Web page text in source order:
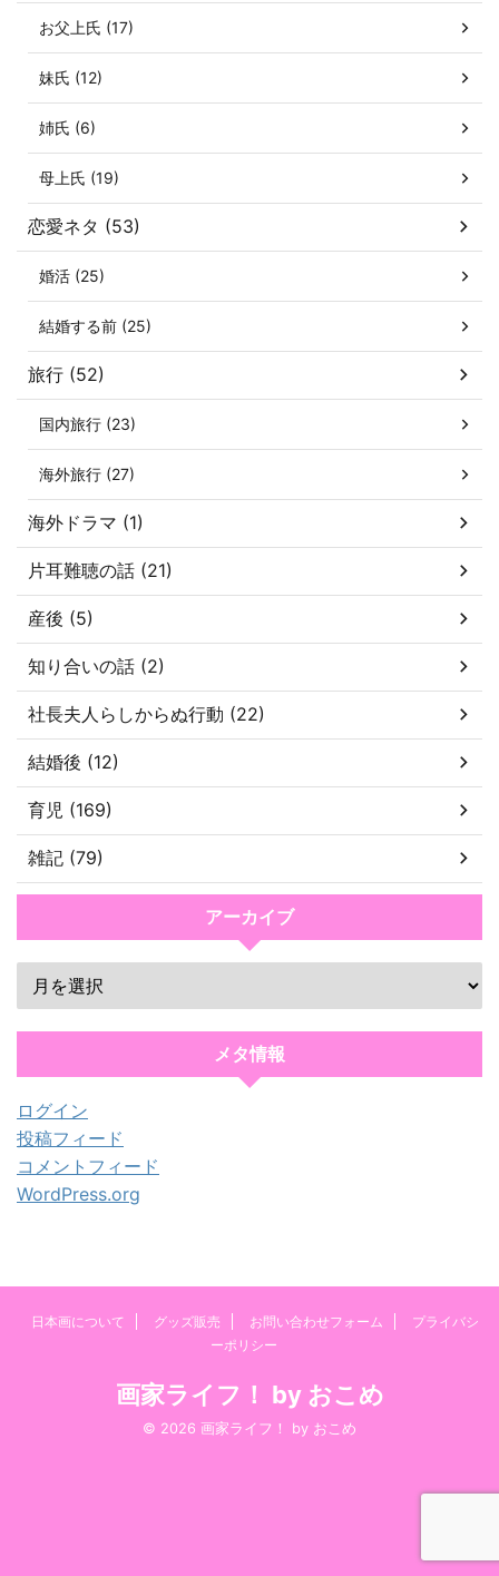
お父上氏 (17)
妹氏 (12)
姉氏 (6)
母上氏 (19)
恋愛ネタ (53)
婚活 (25)
結婚する前 (25)
旅行 (52)
国内旅行 (23)
海外旅行 (27)
海外ドラマ (1)
片耳難聴の話 (21)
産後 (5)
知り合いの話 (2)
社長夫人らしからぬ行動 (22)
結婚後 (12)
育児 (169)
雑記 (79)
アーカイブ
メタ情報
ログイン
投稿フィード
コメントフィード
WordPress.org
日本画について グッズ販売 お問い合わせフォーム
プライバシ
ーポリシー
画家ライフ！ by おこめ
© 2026 画家ライフ！ by おこめ